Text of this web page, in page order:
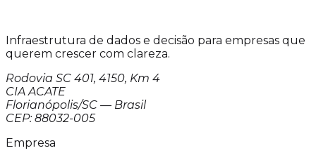
Infraestrutura de dados e decisão para empresas que
querem crescer com clareza.
Rodovia SC 401, 4150, Km 4
CIA ACATE
Florianópolis/SC — Brasil
CEP: 88032-005
Empresa